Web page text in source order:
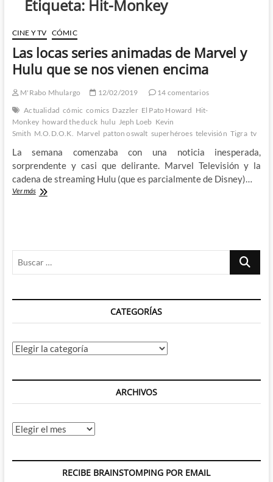
Etiqueta: Hit-Monkey
CINE Y TV CÓMIC
Las locas series animadas de Marvel y
Hulu que se nos vienen encima
M'Rabo Mhulargo 12/02/2019
14 comentarios
Actualidad cómic comics Dazzler El Pato Howard Hit-
Monkey howard the duck hulu Jeph Loeb Kevin
Smith M.O.D.O.K. Marvel patton oswalt superhéroes televisión Tigra tv
La semana comenzaba con una noticia inesperada,
sorprendente y casi que delirante. Marvel Televisión y la
cadena de streaming Hulu (que es parcialmente de Disney)…
Ver másLas
Hulu
que
nos
encima
Buscar
CATEGORÍAS
Categorías
ARCHIVOS
Archivos
RECIBE BRAINSTOMPING POR EMAIL